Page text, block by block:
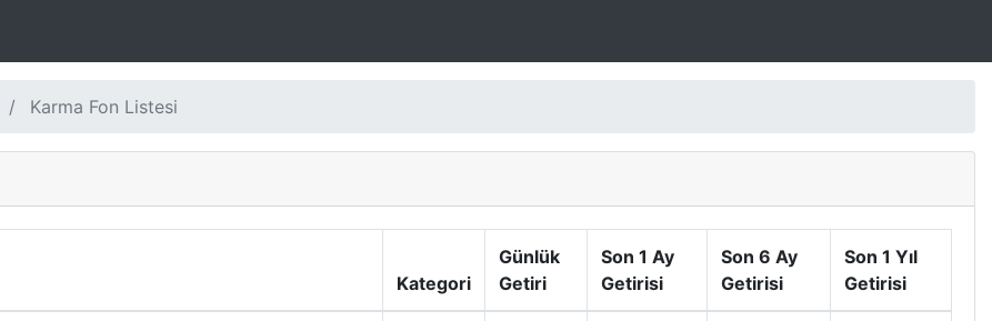
Karma Fon Listesi
Kategori
Günlük
Getiri
Son 1 Ay
Getirisi
Son 6 Ay
Getirisi
Son 1 Yıl
Getirisi